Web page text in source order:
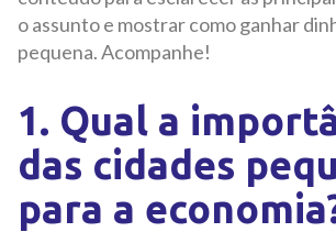
o assunto e mostrar como ganhar
pequena. Acompanhe!
1. Qual a
das cidades
para a